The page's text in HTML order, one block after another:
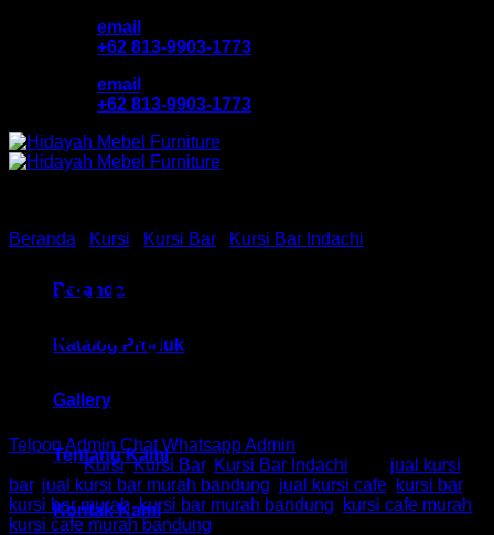
email
+62 813-9903-1773
email
+62 813-9903-1773
Beranda
Katalog Produk
Gallery
Tentang Kami
Kontak Kami
Beranda Kursi Kursi Bar Kursi Bar Indachi
Kursi Bar / Cafe Ind HM T 33
Bandung
Telpon Admin Chat Whatsapp Admin
Kategori:Kursi,Kursi Bar, Kursi Bar Indachi
jual kursi
bar, jual kursi bar murah bandung jual kursi cafe kursi bar,
kursi bar murah,kursi bar murah bandung kursi cafe murah
kursi cafe murah bandung